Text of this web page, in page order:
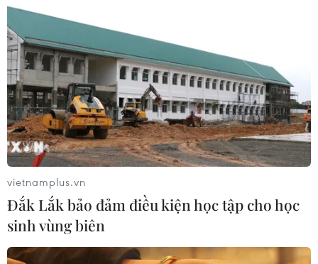
trên cung đường ven biển Khánh
Hòa
06/08/2026 09:40
NAPAS, BIDV và Weixin Pay mở rộng
thanh toán QR Việt Nam-Trung
Quốc
06/08/2026 07:34
Độc đáo Lễ hội đuốc tại tỉnh
Tứ Xuyên của Trung Quốc
06/08/2026 04:33
vietnamplus.vn
Đắk Lắk bảo đảm điều kiện học tập cho học
sinh vùng biên